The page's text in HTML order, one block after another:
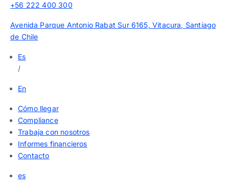
+56 222 400 300
Avenida Parque Antonio Rabat Sur 6165, Vitacura, Santiago
de Chile
Es
/
En
Cómo llegar
Compliance
Trabaja con nosotros
Informes financieros
Contacto
es